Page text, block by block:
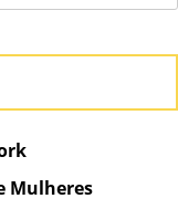
Mulheres